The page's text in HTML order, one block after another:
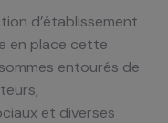
d’établissement
en place cette
entourés de
et diverses